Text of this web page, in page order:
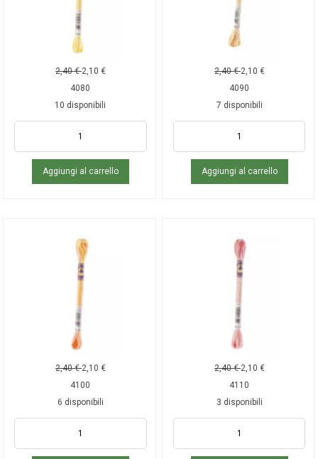
2,40€ 2,10 €
4080
10 disponibili
Aggiungi al carrello
2,40€ 2,10 €
4090
7 disponibili
Aggiungi al carrello
2,40€ 2,10 €
4100
6 disponibili
2,40€ 2,10 €
4110
3 disponibili